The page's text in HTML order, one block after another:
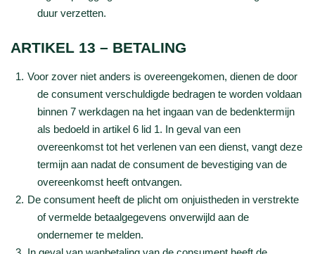
duur verzetten.
ARTIKEL 13 – BETALING
Voor zover niet anders is overeengekomen, dienen de door
de consument verschuldigde bedragen te worden voldaan
binnen 7 werkdagen na het ingaan van de bedenktermijn
als bedoeld in artikel 6 lid 1. In geval van een
overeenkomst tot het verlenen van een dienst, vangt deze
termijn aan nadat de consument de bevestiging van de
overeenkomst heeft ontvangen.
De consument heeft de plicht om onjuistheden in verstrekte
of vermelde betaalgegevens onverwijld aan de
ondernemer te melden.